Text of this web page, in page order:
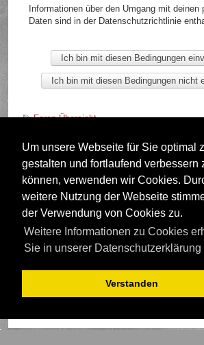
Um unsere Webseite für Sie optimal
gestalten und fortlaufend verbessern
können, verwenden wir Cookies.
weitere Nutzung der Webseite
der Verwendung von Cookies zu.
Weitere Informationen zu Cookies
Sie in unserer Datenschutzerklärung
Verstanden
Informationen über den Umgang mit deinen
Daten sind in der Datenschutzrichtlinie
Foren-Übersicht
Deutsche Übersetzung durch
Wer ist online?
Insgesamt sind533Besucher online: 3
530 Gäste (basierend auf den aktiven
Besuchern,
gleichzeitig online waren.